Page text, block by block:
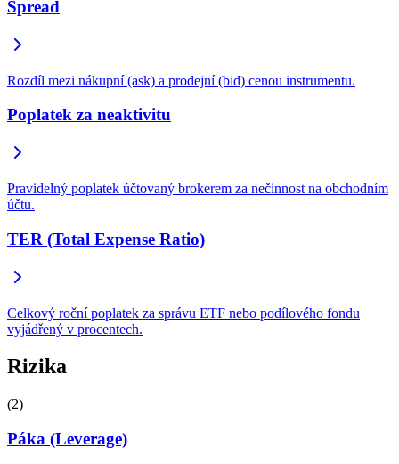
Spread
Rozdíl mezi nákupní (ask) a prodejní (bid) cenou instrumentu.
Poplatek za neaktivitu
Pravidelný poplatek účtovaný brokerem za nečinnost na obchodním
účtu.
TER (Total Expense Ratio)
Celkový roční poplatek za správu ETF nebo podílového fondu
vyjádřený v procentech.
Rizika
(2)
Páka (Leverage)